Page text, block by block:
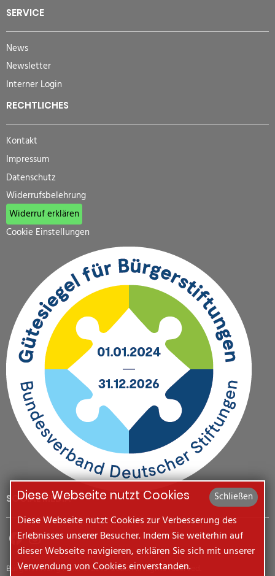
SERVICE
News
Newsletter
Interner Login
RECHTLICHES
Kontakt
Impressum
Datenschutz
Widerrufsbelehrung
Widerruf erklären
Cookie Einstellungen
SOCIAL MEDIA
Bürgerstiftung Halle © 2010-2026. All Rights reserved.
Schließen
Diese Webseite nutzt Cookies
Diese Webseite nutzt Cookies zur Verbesserung des
Erlebnisses unserer Besucher. Indem Sie weiterhin auf
dieser Webseite navigieren, erklären Sie sich mit unserer
Verwendung von Cookies einverstanden.